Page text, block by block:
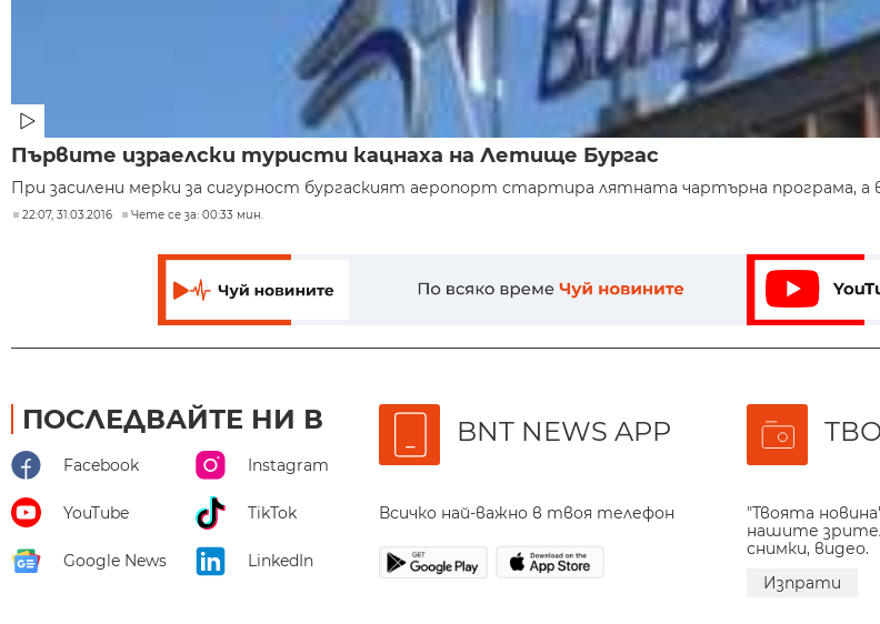
Първите израелски туристи кацнаха на Летище Бургас
При засилени мерки за сигурност бургаският аеропорт стартира лятната чартърна програма, а
22:07, 31.03.2016 Чете се за: 00:33 мин.
ПОСЛЕДВАЙТЕ НИ В
Facebook Instagram
YouTube TikTok
Google News LinkedIn
BNT NEWS APP
Всичко най-важно в твоя телефон
"Твоята
нашите
снимки, видео.
Изпрати